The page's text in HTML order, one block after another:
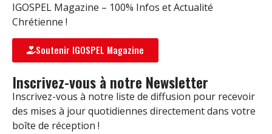
IGOSPEL Magazine – 100% Infos et Actualité
Chrétienne !
Soutenir IGOSPEL Magazine
Inscrivez-vous à notre Newsletter
Inscrivez-vous à notre liste de diffusion pour recevoir
des mises à jour quotidiennes directement dans votre
boîte de réception !